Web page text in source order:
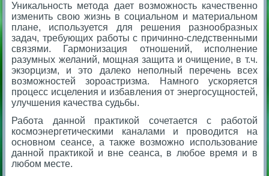
Уникальность метода дает возможность качественно
изменить свою жизнь в социальном и материальном
плане, используется для решения разнообразных
задач, требующих работы с причинно-следственными
связями. Гармонизация отношений, исполнение
разумных желаний, мощная защита и очищение, в т.ч.
экзорцизм, и это далеко неполный перечень всех
возможностей зороастризма.
Намного ускоряется
процесс исцеления и избавления от энергосущностей,
улучшения качества судьбы.
Работа данной практикой сочетается с работой
космоэнергетическими каналами и проводится на
основном сеансе, а также возможно использование
данной практикой и вне сеанса, в любое время и в
любом месте.